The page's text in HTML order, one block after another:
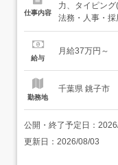
仕事内容
力、タイピン
法務・人事・
～交通費:全額
途残業代をお支
給与
月給37万円～
勤務地
千葉県 銚子市
公開・終了予定日：
更新日： 2026/08/03